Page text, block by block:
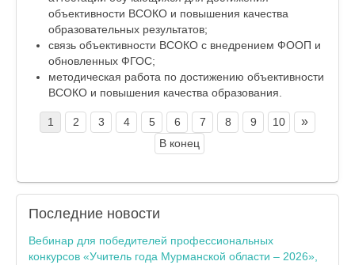
объективности ВСОКО и повышения качества
образовательных результатов;
связь объективности ВСОКО с внедрением ФООП и
обновленных ФГОС;
методическая работа по достижению объективности
ВСОКО и повышения качества образования.
1 2 3 4 5 6 7 8 9 10 »
В конец
Последние новости
Вебинар для победителей профессиональных
конкурсов «Учитель года Мурманской области – 2026»,